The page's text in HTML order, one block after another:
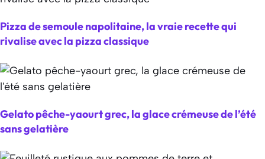
Pizza de semoule napolitaine, la vraie recette qui
rivalise avec la pizza classique
Gelato pêche-yaourt grec, la glace crémeuse de l’été
sans gelatière